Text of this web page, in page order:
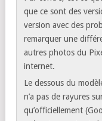
que ce sont des
version avec des
remarquer une
autres photos du
internet.
Le dessous du
n’a pas de rayures
qu’officiellement